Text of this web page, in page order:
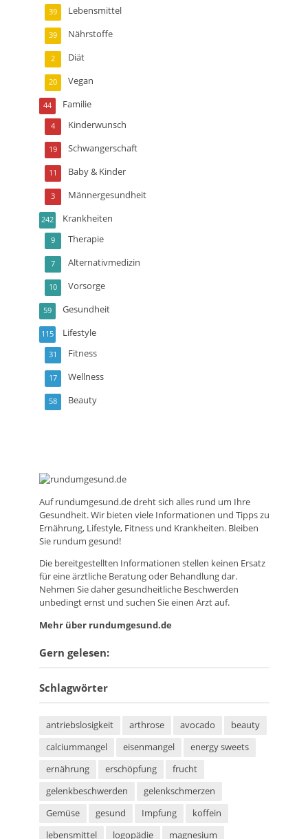
Lebensmittel
39
Nährstoffe
39
Diät
2
Vegan
20
Familie
44
Kinderwunsch
4
Schwangerschaft
19
Baby & Kinder
11
Männergesundheit
3
Krankheiten
242
Therapie
9
Alternativmedizin
7
Vorsorge
10
Gesundheit
59
Lifestyle
115
Fitness
31
Wellness
17
Beauty
58
Aufrundumgesund.dedreht sich alles rund um Ihre
Gesundheit. Wir bieten viele Informationen und Tipps zu
Ernährung, Lifestyle, Fitness und Krankheiten. Bleiben
Sie rundum gesund!
Die bereitgestellten Informationen stellen keinen Ersatz
für eine ärztliche Beratung oder Behandlung dar.
Nehmen Sie daher gesundheitliche Beschwerden
unbedingt ernst und suchen Sie einen Arzt auf.
Mehr über rundumgesund.de
Gern gelesen:
Schlagwörter
antriebslosigkeit arthrose avocado
beauty
calciummangel
eisenmangel
energy sweets
ernährung
erschöpfung
frucht
gelenkbeschwerden
gelenkschmerzen
Gemüse
gesund Impfung
koffein
lebensmittel
logopädie magnesium